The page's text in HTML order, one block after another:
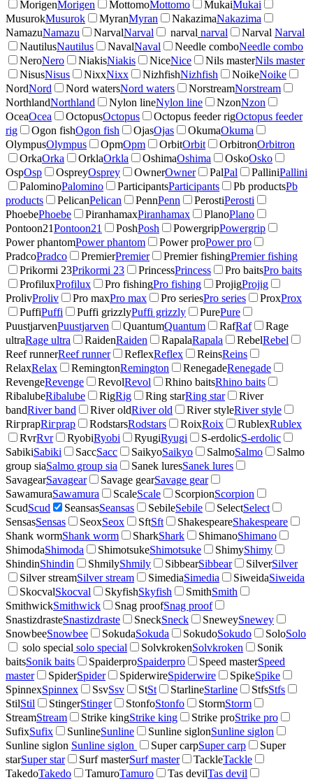
MorigenMorigen MottomoMottomo MukaiMukai
MusurokMusurok MyranMyran NakazimaNakazima
NamazuNamazu NarvalNarval narval narval Narval Narval
NautilusNautilus NavalNaval Needle comboNeedle combo
NeroNero NiakisNiakis NiceNice Nils masterNils master
NisusNisus NixxNixx NizhfishNizhfish NoikeNoike
NordNord Nord watersNord waters NorstreamNorstream
NorthlandNorthland Nylon lineNylon line NzonNzon
OceaOcea OctopusOctopus Octopus feeder rigOctopus feeder
rig
Ogon fishOgon fish OjasOjas OkumaOkuma
OlympusOlympus OpmOpm OrbitOrbit OrbitronOrbitron
OrkaOrka OrklaOrkla OshimaOshima OskoOsko
OspOsp OspreyOsprey OwnerOwner PalPal PalliniPallini
PalominoPalomino ParticipantsParticipants Pb productsPb
products
PelicanPelican PennPenn PerostiPerosti
PhoebePhoebe PiranhamaxPiranhamax PlanoPlano
Pontoon21Pontoon21 PoshPosh PowergripPowergrip
Power phantomPower phantom Power proPower pro
PradcoPradco PremierPremier Premier fishingPremier fishing
Prikormi 23Prikormi 23 PrincessPrincess Pro baitsPro baits
ProfiluxProfilux Pro fishingPro fishing ProjigProjig
ProlivProliv Pro maxPro max Pro seriesPro series ProxProx
PuffiPuffi Puffi grizzlyPuffi grizzly PurePure
PuustjarvenPuustjarven QuantumQuantum RafRaf
Rage
ultraRage ultra RaidenRaiden RapalaRapala RebelRebel
Reef runnerReef runner ReflexReflex ReinsReins
RelaxRelax RemingtonRemington RenegadeRenegade
RevengeRevenge RevolRevol Rhino baitsRhino baits
RibalubeRibalube RigRig Ring starRing star
River
bandRiver band River oldRiver old River styleRiver style
RiгрrapRiгрrap RodstarsRodstars RoixRoix RublexRublex
RvrRvr RyobiRyobi RyugiRyugi S-erdolicS-erdolic
SabikiSabiki SaccSacc SaikyoSaikyo SalmoSalmo
Salmo
group siaSalmo group sia Sanek luresSanek lures
SavagearSavagear Savage gearSavage gear
SawamuraSawamura ScaleScale ScorpionScorpion
ScudScud SeansasSeansas SebileSebile SelectSelect
SensasSensas SeoxSeox SftSft ShakespeareShakespeare
Shank wormShank worm SharkShark ShimanoShimano
ShimodaShimoda ShimotsukeShimotsuke ShimyShimy
ShindinShindin ShmilyShmily SibbearSibbear SilverSilver
Silver streamSilver stream SimediaSimedia SiweidaSiweida
SkocvalSkocval SkyfishSkyfish SmithSmith
SmithwickSmithwick Snag proofSnag proof
SnastizdrasteSnastizdraste SneckSneck SneweySnewey
SnowbeeSnowbee SokudaSokuda SokudoSokudo SoloSolo
solo special solo special SolvkrokenSolvkroken
Sonik
baitsSonik baits SpaiderproSpaiderpro Speed masterSpeed
master
SpiderSpider SpiderwireSpiderwire SpikeSpike
SpinnexSpinnex SsvSsv StSt StarlineStarline StfsStfs
StilStil StingerStinger StonfoStonfo StormStorm
StreamStream Strike kingStrike king Strike proStrike pro
SufixSufix SunlineSunline Sunline siglonSunline siglon
Sunline siglon Sunline siglon Super carpSuper carp
Super
starSuper star Surf masterSurf master TackleTackle
TakedoTakedo TamuroTamuro Tas devilTas devil